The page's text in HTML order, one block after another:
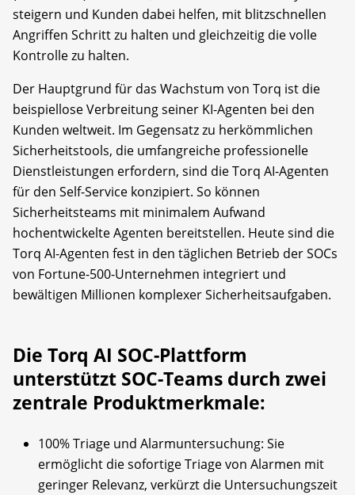
steigern und Kunden dabei helfen, mit blitzschnellen
Angriffen Schritt zu halten und gleichzeitig die volle
Kontrolle zu halten.
Der Hauptgrund für das Wachstum von Torq ist die
beispiellose Verbreitung seiner KI-Agenten bei den
Kunden weltweit. Im Gegensatz zu herkömmlichen
Sicherheitstools, die umfangreiche professionelle
Dienstleistungen erfordern, sind die Torq AI-Agenten
für den Self-Service konzipiert. So können
Sicherheitsteams mit minimalem Aufwand
hochentwickelte Agenten bereitstellen. Heute sind die
Torq AI-Agenten fest in den täglichen Betrieb der SOCs
von Fortune-500-Unternehmen integriert und
bewältigen Millionen komplexer Sicherheitsaufgaben.
Die Torq AI SOC-Plattform
unterstützt SOC-Teams durch zwei
zentrale Produktmerkmale:
100% Triage und Alarmuntersuchung: Sie
ermöglicht die sofortige Triage von Alarmen mit
geringer Relevanz, verkürzt die Untersuchungszeit